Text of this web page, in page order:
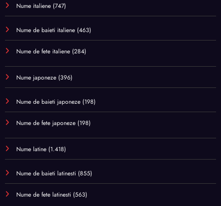
Nume italiene (747)
Nume de baieti italiene (463)
Nume de fete italiene (284)
Nume japoneze (396)
Nume de baieti japoneze (198)
Nume de fete japoneze (198)
Nume latine (1.418)
Nume de baieti latinesti (855)
Nume de fete latinesti (563)